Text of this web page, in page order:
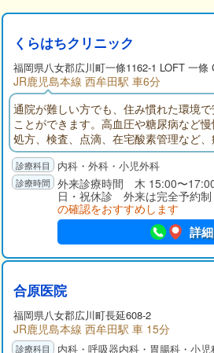
くらはちクリニック
福岡県八女郡広川町一條1162-1 LOFT 一條
JR鹿児島本線 西牟田駅 車6分
通院が難しい方でも、住み慣れた環境
ことができます。高血圧や糖尿病など
処方、検査、点滴、在宅酸素管理など
を継続的に提供いたします。体調の変
間365日で往診対応し、必要に応じて入
す。
内科・外科・小児外科
外来診療時間 木 15:00〜
日・祝休診 外来は完全予約制
の確認をおすすめします
詳
合原医院
福岡県八女郡広川町長延608-2
JR鹿児島本線 西牟田駅 車 15分
内科・呼吸器内科・胃腸科・小